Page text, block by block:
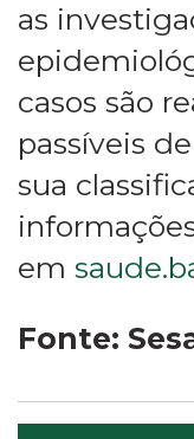
as
casos são
passíveis
sua
em
Fonte: